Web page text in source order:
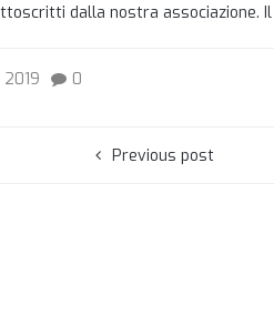
dalla nostra associazione.
0
Previous post